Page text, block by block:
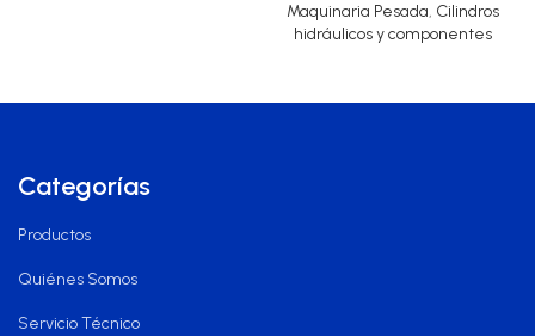
Maquinaria Pesada, Cilindros
hidráulicos y componentes
Categorías
Productos
Quiénes Somos
Servicio Técnico